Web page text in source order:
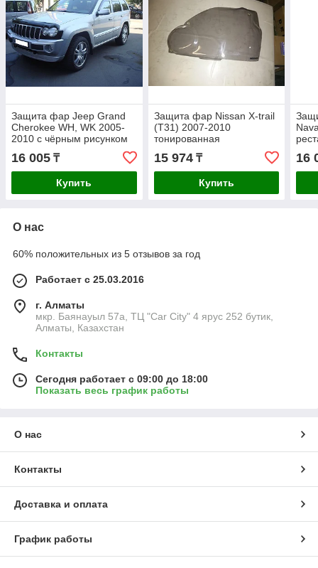
Защита фар Jeep Grand
Cherokee WH, WK 2005-
2010 с чёрным рисунком
16 005 ₸
Купить
Защита фар Nissan X-trail
(T31) 2007-2010
тонированная
15 974₸
Купить
16
О нас
60% положительных из 5 отзывов за год
Работает с 25.03.2016
г. Алматы
мкр. Баянауыл 57а, ТЦ "Car Сity" 4 ярус 252 бутик,
Алматы, Казахстан
Контакты
Сегодня работает с 09:00 до 18:00
Показать весь график работы
О нас
Контакты
Доставка и оплата
График работы